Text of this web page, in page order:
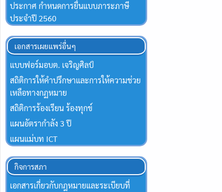
ประกาศ กำหนดการยื่นแบบภาระภาษี
ประจำปี 2560
เอกสารเผยแพร่อื่นๆ
แบบฟอร์มอบต. เจริญศิลป์
สถิติการให้คำปรึกษาและการให้ความช่วย
เหลือทางกฏหมาย
สถิติการร้องเรียน ร้องทุกข์
แผนอัตรากำลัง 3 ปี
แผนแม่บท ICT
กิจการสภา
เอกสารเกี่ยวกับกฎหมายและระเบียบที่